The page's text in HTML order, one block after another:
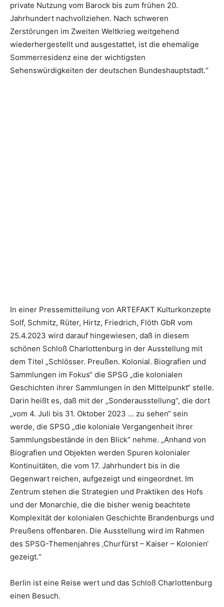
private Nutzung vom Barock bis zum frühen 20.
Jahrhundert nachvollziehen. Nach schweren
Zerstörungen im Zweiten Weltkrieg weitgehend
wiederhergestellt und ausgestattet, ist die ehemalige
Sommerresidenz eine der wichtigsten
Sehenswürdigkeiten der deutschen Bundeshauptstadt.“
In einer Pressemitteilung von ARTEFAKT Kulturkonzepte
Solf, Schmitz, Rüter, Hirtz, Friedrich, Flöth GbR vom
25.4.2023 wird darauf hingewiesen, daß in diesem
schönen Schloß Charlottenburg in der Ausstellung mit
dem Titel „Schlösser. Preußen. Kolonial. Biografien und
Sammlungen im Fokus“ die SPSG „die kolonialen
Geschichten ihrer Sammlungen in den Mittelpunkt“ stelle.
Darin heißt es, daß mit der „Sonderausstellung“, die dort
„vom 4. Juli bis 31. Oktober 2023 … zu sehen“ sein
werde, die SPSG „die koloniale Vergangenheit ihrer
Sammlungsbestände in den Blick“ nehme. „Anhand von
Biografien und Objekten werden Spuren kolonialer
Kontinuitäten, die vom 17. Jahrhundert bis in die
Gegenwart reichen, aufgezeigt und eingeordnet. Im
Zentrum stehen die Strategien und Praktiken des Hofs
und der Monarchie, die die bisher wenig beachtete
Komplexität der kolonialen Geschichte Brandenburgs und
Preußens offenbaren. Die Ausstellung wird im Rahmen
des SPSG-Themenjahres ‚Churfürst – Kaiser – Kolonien‘
gezeigt.“
Berlin ist eine Reise wert und das Schloß Charlottenburg
einen Besuch.